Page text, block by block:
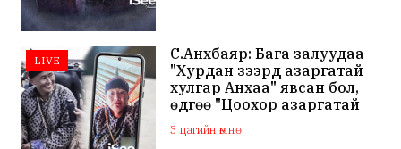
LIVE
С.Анхбаяр: Бага залуудаа
"Хурдан зээрд азаргатай
хулгар Анхаа" явсан бол,
өдгөө "Цоохор азаргатай
цоохор дээлтэй Анхаа"
болжээ
3 цагийн өмнө